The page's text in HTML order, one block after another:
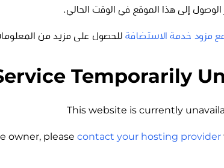
الوصول إلى هذا الموقع في الوقت الحالي.
مع مزود خدمة الاستضافة للحصول على مزيد من
Temporarily
This website is currently
owner, please contact your hosting provider